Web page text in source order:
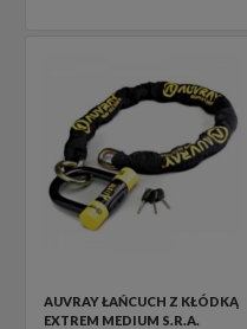
AUVRAY ŁAŃCUCH Z KŁÓDKĄ
EXTREM MEDIUM S.R.A.